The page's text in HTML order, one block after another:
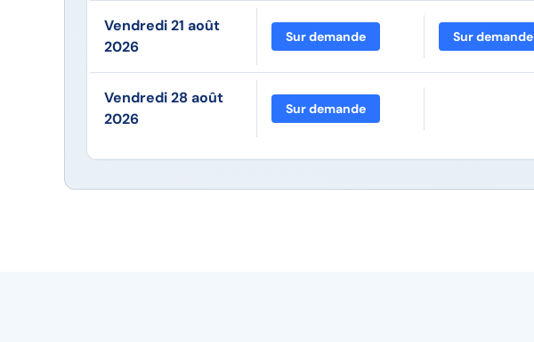
Vendredi 21 août
2026
Sur demande Sur demande
Vendredi 28 août
2026
Sur demande